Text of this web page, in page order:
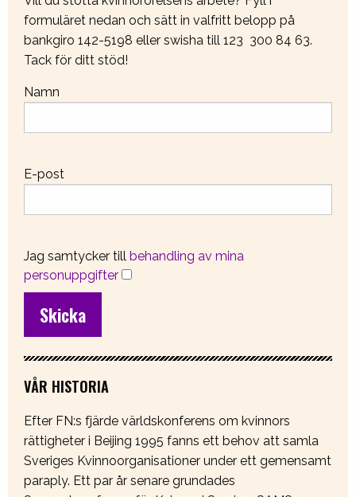
formuläret nedan och sätt in valfritt belopp på
bankgiro 142-5198 eller swisha till 123 300 84 63.
Tack för ditt stöd!
Namn
E-post
Jag samtycker till behandling av mina
personuppgifter
VÅR HISTORIA
Efter FN:s fjärde världskonferens om kvinnors
rättigheter i Beijing 1995 fanns ett behov att samla
Sveriges Kvinnoorganisationer under ett gemensamt
paraply. Ett par år senare grundades